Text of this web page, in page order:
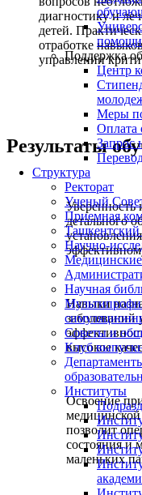
помощи
Поддержка
Центр
Меры
Оплата
Запрос
Структура
Ректорат
Ученый
Приемная
Научно-
Медицинские
Научная
Советы и
Клуб
Институты
диагностику и
детей.
отработке
управлении
Результаты
Уверенность
детального
Навыки
заболеваний
высокое
Освоение
медицинской
позволит
состояния и
маленьких